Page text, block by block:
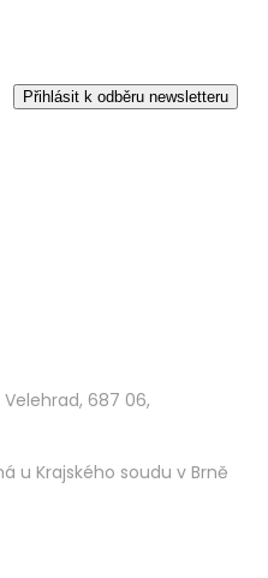
Velehrad, 687 06,
u Krajského soudu v Brně